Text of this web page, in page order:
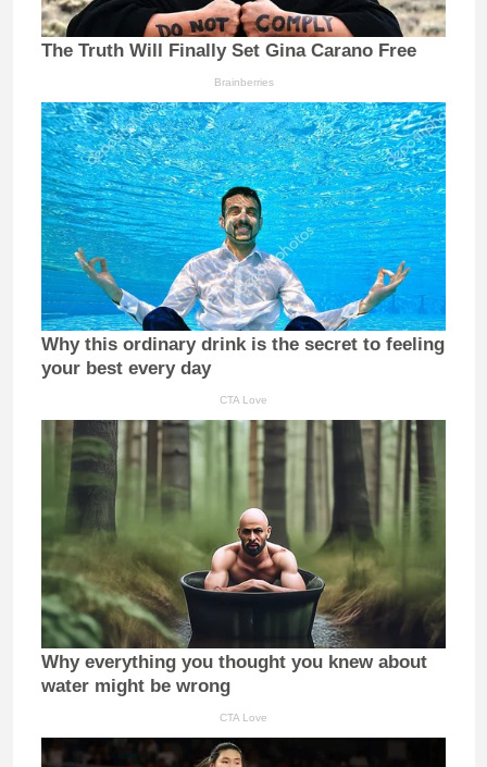
The Truth Will Finally Set Gina Carano Free
Brainberries
Why this ordinary drink is the secret to feeling
your best every day
CTA Love
Why everything you thought you knew about
water might be wrong
CTA Love